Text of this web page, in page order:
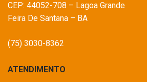
CEP: 44052-708 – Lagoa Grande
Feira De Santana – BA
(75) 3030-8362
ATENDIMENTO